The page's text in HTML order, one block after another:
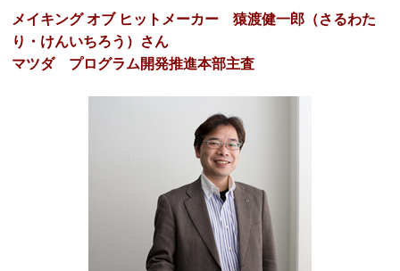
メイキング オブ ヒットメーカー 猿渡健一郎（さるわた
り・けんいちろう）さん
マツダ プログラム開発推進本部主査